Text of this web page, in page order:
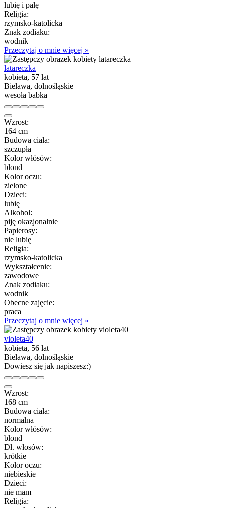
lubię i palę
Religia:
rzymsko-katolicka
Znak zodiaku:
wodnik
Przeczytaj o mnie więcej »
latareczka
kobieta, 57 lat
Bielawa, dolnośląskie
wesoła babka
Wzrost:
164 cm
Budowa ciała:
szczupła
Kolor włósów:
blond
Kolor oczu:
zielone
Dzieci:
lubię
Alkohol:
piję okazjonalnie
Papierosy:
nie lubię
Religia:
rzymsko-katolicka
Wykształcenie:
zawodowe
Znak zodiaku:
wodnik
Obecne zajęcie:
praca
Przeczytaj o mnie więcej »
violeta40
kobieta, 56 lat
Bielawa, dolnośląskie
Dowiesz się jak napiszesz:)
Wzrost:
168 cm
Budowa ciała:
normalna
Kolor włósów:
blond
Dł. włosów:
krótkie
Kolor oczu:
niebieskie
Dzieci:
nie mam
Religia: